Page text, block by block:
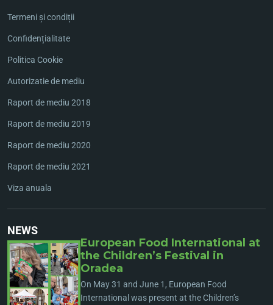
Termeni și condiții
Confidențialitate
Politica Cookie
Autorizatie de mediu
Raport de mediu 2018
Raport de mediu 2019
Raport de mediu 2020
Raport de mediu 2021
Viza anuala
NEWS
European Food International at
the Children’s Festival in
Oradea
On May 31 and June 1, European Food
International was present at the Children’s